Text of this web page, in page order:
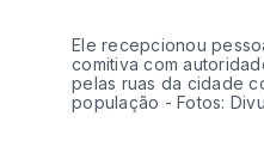
Ele recepcionou
comitiva com
pelas ruas da cidade
população - Fotos: